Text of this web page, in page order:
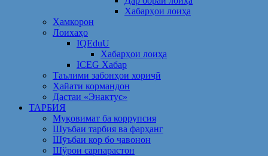
Хабарҳои лоиҳа
Ҳамкорон
Лоихаҳо
IQEduU
Хабарҳои лоиҳа
ICEG Хабар
Таълими забонҳои хориҷӣ
Ҳайати кормандон
Дастаи «Энактус»
ТАРБИЯ
Муқовимат ба коррупсия
Шуъбаи тарбия ва фарҳанг
Шӯъбаи кор бо ҷавонон
Шўрои сарпарастон